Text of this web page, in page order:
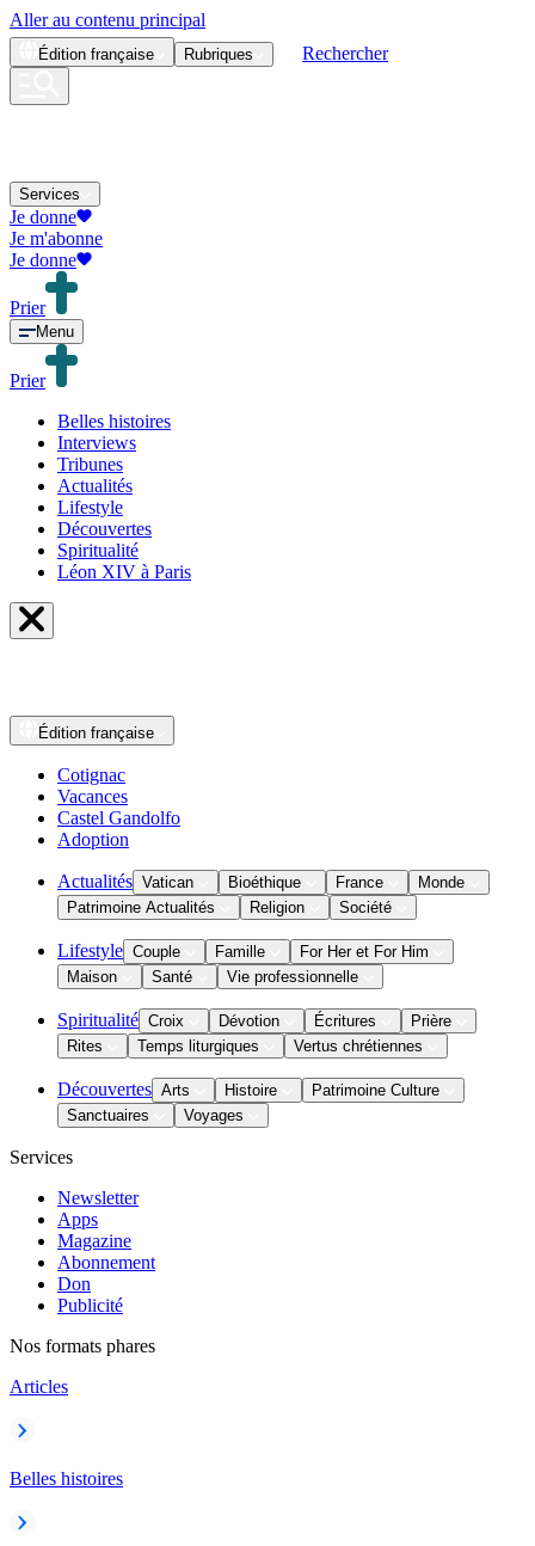
Aller au contenu principal
Édition française Rubriques Rechercher
Services
Je donne
Je m'abonne
Je donne
Prier
Menu
Prier
Belles histoires
Interviews
Tribunes
Actualités
Lifestyle
Découvertes
Spiritualité
Léon XIV à Paris
Édition française
Cotignac
Vacances
Castel Gandolfo
Adoption
Actualités Vatican Bioéthique France
Monde
Patrimoine Actualités
Religion Société
Lifestyle Couple Famille
For Her et For Him
Maison
Santé Vie professionnelle
Spiritualité Croix Dévotion Écritures
Prière
Rites
Temps liturgiques Vertus chrétiennes
Découvertes Arts Histoire
Patrimoine Culture
Sanctuaires
Voyages
Services
Newsletter
Apps
Magazine
Abonnement
Don
Publicité
Nos formats phares
Articles
Belles histoires